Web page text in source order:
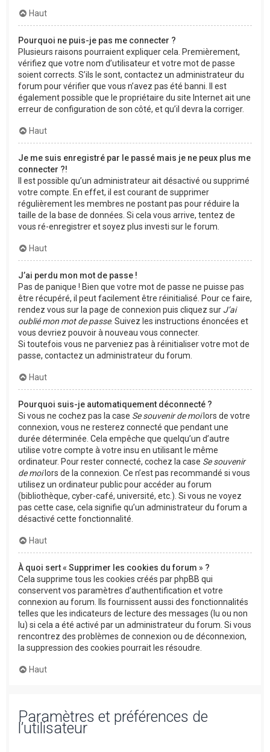
Haut
Pourquoi ne puis-je pas me connecter ?
Plusieurs raisons pourraient expliquer cela. Premièrement,
vérifiez que votre nom d’utilisateur et votre mot de passe
soient corrects. S’ils le sont, contactez un administrateur du
forum pour vérifier que vous n’avez pas été banni. Il est
également possible que le propriétaire du site Internet ait une
erreur de configuration de son côté, et qu’il devra la corriger.
Haut
Je me suis enregistré par le passé mais je ne peux plus me
connecter ?!
Il est possible qu’un administrateur ait désactivé ou supprimé
votre compte. En effet, il est courant de supprimer
régulièrement les membres ne postant pas pour réduire la
taille de la base de données. Si cela vous arrive, tentez de
vous ré-enregistrer et soyez plus investi sur le forum.
Haut
J’ai perdu mon mot de passe !
Pas de panique ! Bien que votre mot de passe ne puisse pas
être récupéré, il peut facilement être réinitialisé. Pour ce faire,
rendez vous sur la page de connexion puis cliquez sur J’ai
oublié mon mot de passe. Suivez les instructions énoncées et
vous devriez pouvoir à nouveau vous connecter.
Si toutefois vous ne parveniez pas à réinitialiser votre mot de
passe, contactez un administrateur du forum.
Haut
Pourquoi suis-je automatiquement déconnecté ?
Si vous ne cochez pas la case Se souvenir de moilors de votre
connexion, vous ne resterez connecté que pendant une
durée déterminée. Cela empêche que quelqu’un d’autre
utilise votre compte à votre insu en utilisant le même
ordinateur. Pour rester connecté, cochez la case Se souvenir
de moilors de la connexion. Ce n’est pas recommandé si vous
utilisez un ordinateur public pour accéder au forum
(bibliothèque, cyber-café, université, etc.). Si vous ne voyez
pas cette case, cela signifie qu’un administrateur du forum a
désactivé cette fonctionnalité.
Haut
À quoi sert « Supprimer les cookies du forum » ?
Cela supprime tous les cookies créés par phpBB qui
conservent vos paramètres d’authentification et votre
connexion au forum. Ils fournissent aussi des fonctionnalités
telles que les indicateurs de lecture des messages (lu ou non
lu) si cela a été activé par un administrateur du forum. Si vous
rencontrez des problèmes de connexion ou de déconnexion,
la suppression des cookies pourrait les résoudre.
Haut
Paramètres et préférences de
l’utilisateur